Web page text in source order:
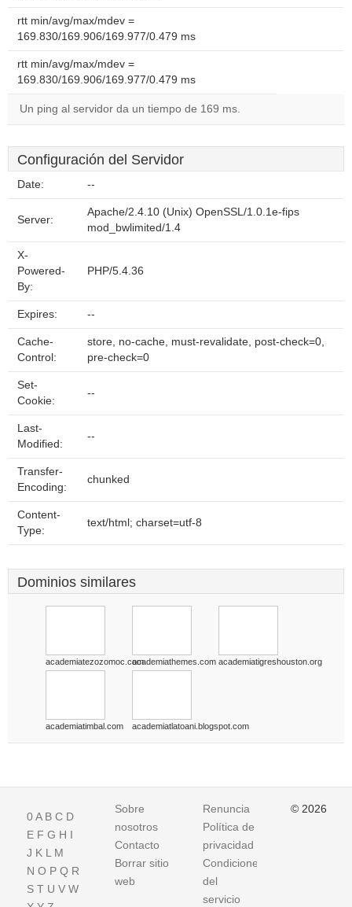
rtt min/avg/max/mdev =
169.830/169.906/169.977/0.479 ms
rtt min/avg/max/mdev =
169.830/169.906/169.977/0.479 ms
Un ping al servidor da un tiempo de 169 ms.
Configuración del Servidor
Date: --
Server:
Apache/2.4.10 (Unix) OpenSSL/1.0.1e-fips
mod_bwlimited/1.4
X-
Powered-
By:
PHP/5.4.36
Expires: --
Cache-
Control:
store, no-cache, must-revalidate, post-check=0,
pre-check=0
Set-
Cookie:
--
Last-
Modified:
--
Transfer-
Encoding:
chunked
Content-
Type:
text/html; charset=utf-8
Dominios similares
academiatezozomoc.comacademiathemes.com academiatigreshouston.org
academiatimbal.com academiatlatoani.blogspot.com
0A B C D
E F G H I
J K L M
N O P Q R
S T U V W
Sobre
nosotros
Contacto
Borrar sitio
web
Renuncia
Política de
privacidad
Condiciones
del
servicio
© 2026